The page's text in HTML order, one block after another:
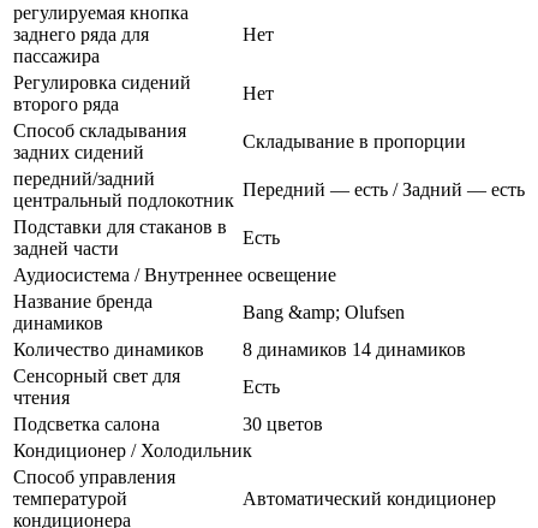
регулируемая кнопка
заднего ряда для
пассажира
Нет
Регулировка сидений
второго ряда
Нет
Способ складывания
задних сидений
Складывание в пропорции
передний/задний
центральный подлокотник
Передний — есть / Задний — есть
Подставки для стаканов в
задней части
Есть
Аудиосистема / Внутреннее освещение
Название бренда
динамиков
Bang &amp; Olufsen
Количество динамиков
8 динамиков 14 динамиков
Сенсорный свет для
чтения
Есть
Подсветка салона
30 цветов
Кондиционер / Холодильник
Способ управления
температурой
кондиционера
Автоматический кондиционер